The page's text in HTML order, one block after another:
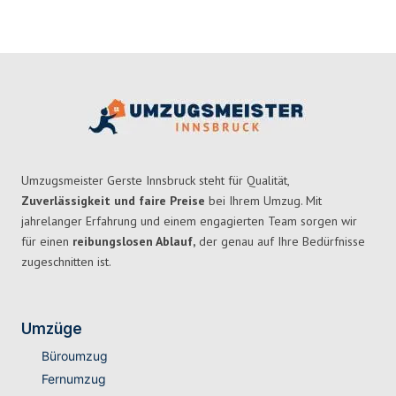
Umzugsmeister Gerste Innsbruck steht für Qualität,
Zuverlässigkeit und faire Preise bei Ihrem Umzug. Mit
jahrelanger Erfahrung und einem engagierten Team sorgen wir
für einen reibungslosen Ablauf, der genau auf Ihre Bedürfnisse
zugeschnitten ist.
Umzüge
Büroumzug
Fernumzug